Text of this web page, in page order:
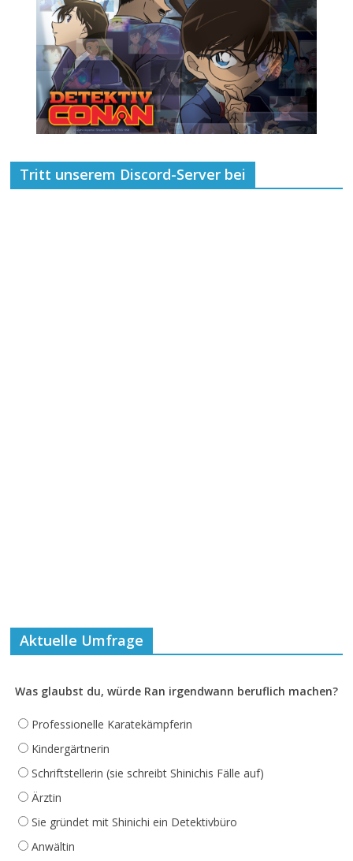
Tritt unserem Discord-Server bei
Aktuelle Umfrage
Was glaubst du, würde Ran irgendwann beruflich machen?
Professionelle Karatekämpferin
Kindergärtnerin
Schriftstellerin (sie schreibt Shinichis Fälle auf)
Ärztin
Sie gründet mit Shinichi ein Detektivbüro
Anwältin